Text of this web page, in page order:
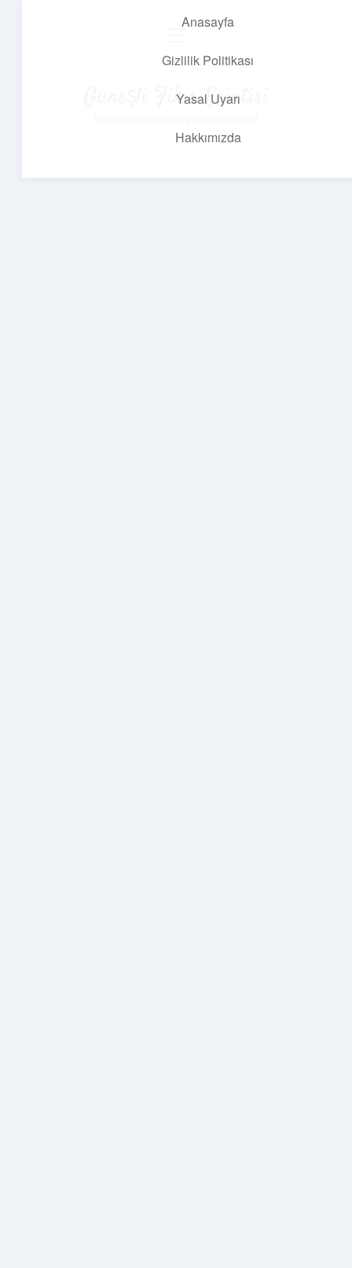
Anasayfa
Gizlilik Politikası
Yasal Uyarı
Hakkımızda
Güneşli Fikir Esintisi